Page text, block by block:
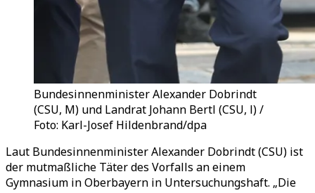
Bundesinnenminister Alexander Dobrindt
(CSU, M) und Landrat Johann Bertl (CSU, l) /
Foto: Karl-Josef Hildenbrand/dpa
Laut Bundesinnenminister Alexander Dobrindt (CSU) ist
der mutmaßliche Täter des Vorfalls an einem
Gymnasium in Oberbayern in Untersuchungshaft. „Die